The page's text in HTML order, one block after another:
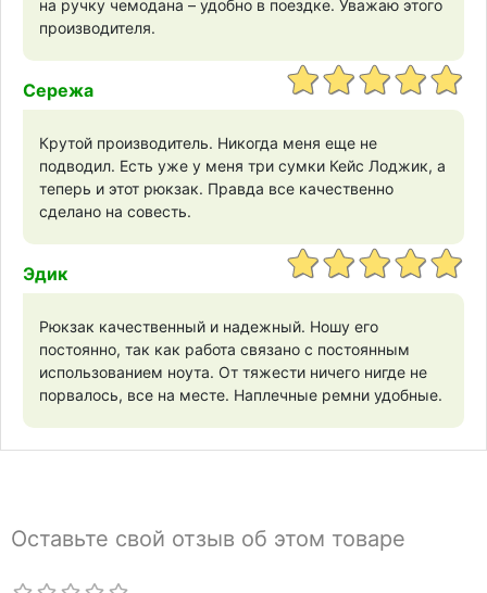
на ручку чемодана – удобно в поездке. Уважаю этого
производителя.
Сережа
Крутой производитель. Никогда меня еще не
подводил. Есть уже у меня три сумки Кейс Лоджик, а
теперь и этот рюкзак. Правда все качественно
сделано на совесть.
Эдик
Рюкзак качественный и надежный. Ношу его
постоянно, так как работа связано с постоянным
использованием ноута. От тяжести ничего нигде не
порвалось, все на месте. Наплечные ремни удобные.
Оставьте свой отзыв об этом товаре